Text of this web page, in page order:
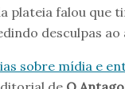
plateia falou que
desculpas
sobre mídia e